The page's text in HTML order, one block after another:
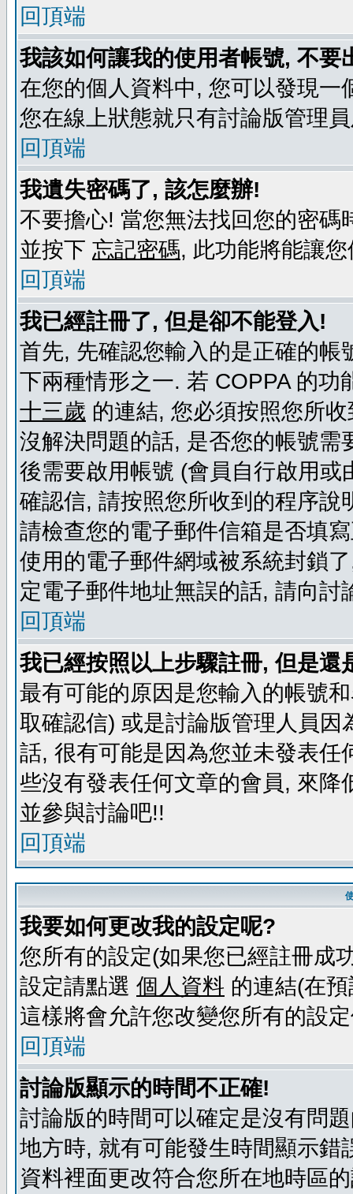
回頂端
我該如何讓我的使用者帳號, 不
在您的個人資料中, 您可以發現一
您在線上狀態就只有討論版管理
回頂端
我遺失密碼了, 該怎麼辦!
不要擔心! 當您無法找回您的密
並按下 忘記密碼, 此功能將能讓
回頂端
我已經註冊了, 但是卻不能登入!
首先, 先確認您輸入的是正確的
下兩種情形之一. 若 COPPA 的
十三歲 的連結, 您必須按照您所
沒解決問題的話, 是否您的帳號
後需要啟用帳號 (會員自行啟用
確認信, 請按照您所收到的程序
請檢查您的電子郵件信箱是否填
使用的電子郵件網域被系統封鎖
定電子郵件地址無誤的話, 請向
回頂端
我已經按照以上步驟註冊, 但是還
最有可能的原因是您輸入的帳號
取確認信) 或是討論版管理人員
話, 很有可能是因為您並未發表
些沒有發表任何文章的會員, 來
並參與討論吧!!
回頂端
我要如何更改我的設定呢?
您所有的設定(如果您已經註冊成
設定請點選 個人資料 的連結(在
這樣將會允許您改變您所有的設
回頂端
討論版顯示的時間不正確!
討論版的時間可以確定是沒有問
地方時, 就有可能發生時間顯示
資料裡面更改符合您所在地時區